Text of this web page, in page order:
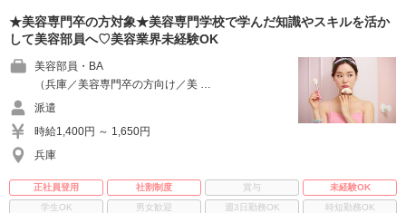
★美容専門卒の方対象★美容専門学校で学んだ知識やスキルを活か
して美容部員へ♡美容業界未経験OK
美容部員・BA
（兵庫／美容専門卒の方向け／美 …
派遣
時給1,400円 ～ 1,650円
兵庫
正社員登用 社割制度 賞与
未経験OK
学生OK
男女歓迎 週3日勤務OK
時短勤務OK